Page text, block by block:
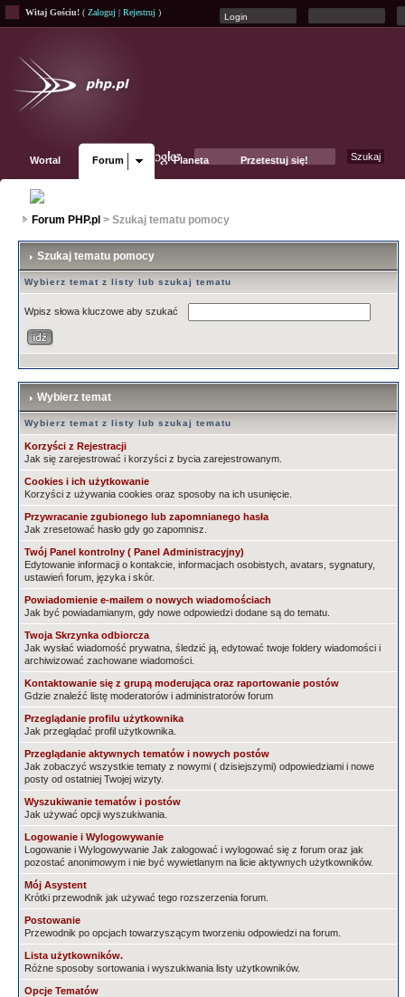
Witaj Gościu! ( Zaloguj | Rejestruj )
Wortal Forum Planeta Przetestuj się!
Forum PHP.pl > Szukaj tematu pomocy
Szukaj tematu pomocy
Wybierz temat z listy lub szukaj tematu
Wpisz słowa kluczowe aby szukać
Wybierz temat
Wybierz temat z listy lub szukaj tematu
Korzyści z Rejestracji
Jak się zarejestrować i korzyści z bycia zarejestrowanym.
Cookies i ich użytkowanie
Korzyści z używania cookies oraz sposoby na ich usunięcie.
Przywracanie zgubionego lub zapomnianego hasła
Jak zresetować hasło gdy go zapomnisz.
Twój Panel kontrolny ( Panel Administracyjny)
Edytowanie informacji o kontakcie, informacjach osobistych, avatars, sygnatury,
ustawień forum, języka i skór.
Powiadomienie e-mailem o nowych wiadomościach
Jak być powiadamianym, gdy nowe odpowiedzi dodane są do tematu.
Twoja Skrzynka odbiorcza
Jak wysłać wiadomość prywatna, śledzić ją, edytować twoje foldery wiadomości i
archiwizować zachowane wiadomości.
Kontaktowanie się z grupą moderująca oraz raportowanie postów
Gdzie znaleźć listę moderatorów i administratorów forum
Przeglądanie profilu użytkownika
Jak przeglądać profil użytkownika.
Przeglądanie aktywnych tematów i nowych postów
Jak zobaczyć wszystkie tematy z nowymi ( dzisiejszymi) odpowiedziami i nowe
posty od ostatniej Twojej wizyty.
Wyszukiwanie tematów i postów
Jak używać opcji wyszukiwania.
Logowanie i Wylogowywanie
Logowanie i Wylogowywanie Jak zalogować i wylogować się z forum oraz jak
pozostać anonimowym i nie być wywietlanym na licie aktywnych użytkowników.
Mój Asystent
Krótki przewodnik jak używać tego rozszerzenia forum.
Postowanie
Przewodnik po opcjach towarzyszącym tworzeniu odpowiedzi na forum.
Lista użytkowników.
Różne sposoby sortowania i wyszukiwania listy użytkowników.
Opcje Tematów